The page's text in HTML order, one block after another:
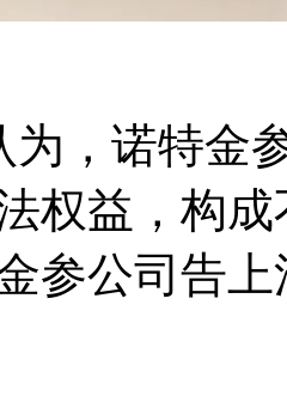
为，诺特金
权益，构
参公司告